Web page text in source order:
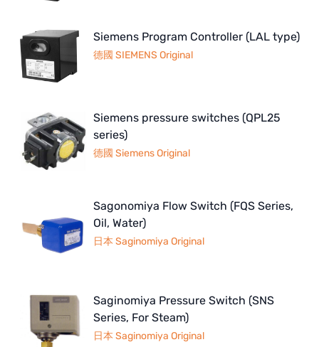
Siemens Program Controller (LAL type)
德國 SIEMENS Original
Siemens pressure switches (QPL25
series)
德國 Siemens Original
Sagonomiya Flow Switch (FQS Series,
Oil, Water)
日本 Saginomiya Original
Saginomiya Pressure Switch (SNS
Series, For Steam)
日本 Saginomiya Original